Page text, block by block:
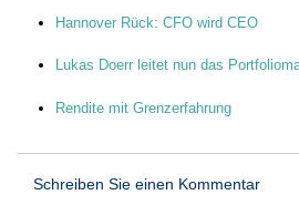
Hannover Rück: CFO wird CEO
Lukas Doerr leitet nun das
Rendite mit Grenzerfahrung
Schreiben Sie einen Kommentar